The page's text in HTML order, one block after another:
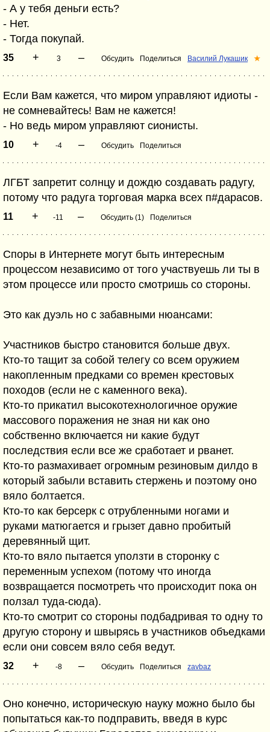
- А у тебя деньги есть?
- Нет.
- Тогда покупай.
35 + 3 – Обсудить Поделиться Василий Лукашик ★
Если Вам кажется, что миром управляют идиоты -
не сомневайтесь! Вам не кажется!
- Но ведь миром управляют сионисты.
10 + -4 – Обсудить Поделиться
ЛГБТ запретит солнцу и дождю создавать радугу,
потому что радуга торговая марка всех п#дарасов.
11 + -11 – Обсудить (1) Поделиться
Споры в Интернете могут быть интересным
процессом независимо от того участвуешь ли ты в
этом процессе или просто смотришь со стороны.
Это как дуэль но с забавными нюансами:
Участников быстро становится больше двух.
Кто-то тащит за собой телегу со всем оружием
накопленным предками со времен крестовых
походов (если не с каменного века).
Кто-то прикатил высокотехнологичное оружие
массового поражения не зная ни как оно
собственно включается ни какие будут
последствия если все же сработает и рванет.
Кто-то размахивает огромным резиновым дилдо в
который забыли вставить стержень и поэтому оно
вяло болтается.
Кто-то как берсерк с отрубленными ногами и
руками матюгается и грызет давно пробитый
деревянный щит.
Кто-то вяло пытается уползти в сторонку с
переменным успехом (потому что иногда
возвращается посмотреть что происходит пока он
ползал туда-сюда).
Кто-то смотрит со стороны подбадривая то одну то
другую сторону и швырясь в участников объедками
если они совсем вяло себя ведут.
32 + -8 – Обсудить Поделиться zavbaz
Оно конечно, историческую науку можно было бы
попытаться как-то подправить, введя в курс